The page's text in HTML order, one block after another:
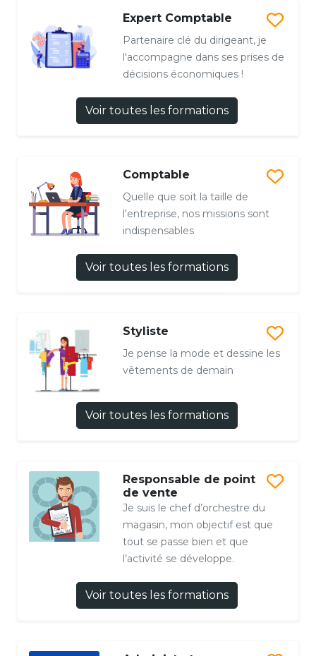
Expert Comptable
Partenaire clé du dirigeant, je
l'accompagne dans ses prises de
décisions économiques !
Voir toutes les formations
Comptable
Quelle que soit la taille de
l'entreprise, nos missions sont
indispensables
Voir toutes les formations
Styliste
Je pense la mode et dessine les
vêtements de demain
Voir toutes les formations
Responsable de point
de vente
Je suis le chef d’orchestre du
magasin, mon objectif est que
tout se passe bien et que
l’activité se développe.
Voir toutes les formations